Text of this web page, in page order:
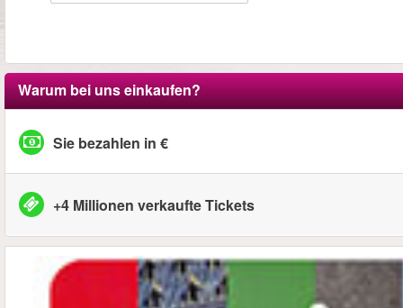
Warum bei uns einkaufen?
Sie bezahlen in €
+4 Millionen verkaufte Tickets